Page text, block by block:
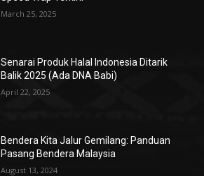
March 25, 2025
Senarai Produk Halal Indonesia Ditarik
Balik 2025 (Ada DNA Babi)
April 22, 2025
Bendera Kita Jalur Gemilang: Panduan
Pasang Bendera Malaysia
August 13, 2024